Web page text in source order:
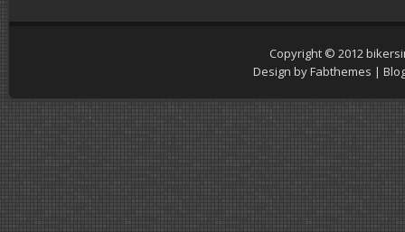
Copyright © 2012
Design byFabthemes |